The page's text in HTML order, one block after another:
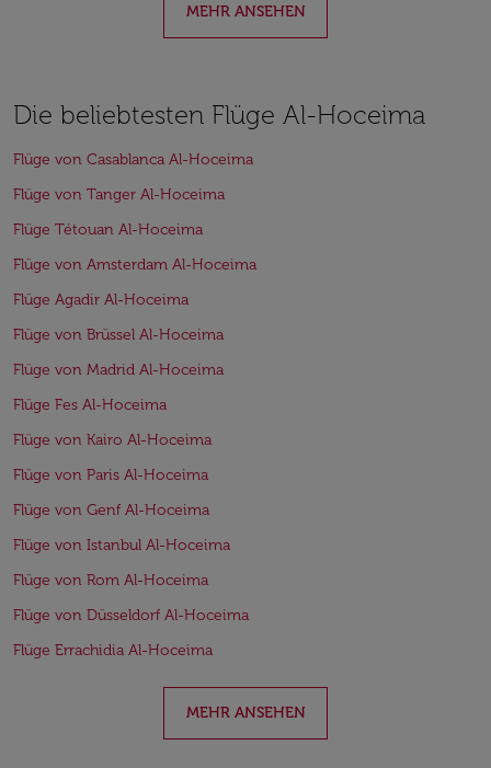
MEHR ANSEHEN
Die beliebtesten Flüge Al-Hoceima
Flüge von Casablanca Al-Hoceima
Flüge von Tanger Al-Hoceima
Flüge Tétouan Al-Hoceima
Flüge von Amsterdam Al-Hoceima
Flüge Agadir Al-Hoceima
Flüge von Brüssel Al-Hoceima
Flüge von Madrid Al-Hoceima
Flüge Fes Al-Hoceima
Flüge von Kairo Al-Hoceima
Flüge von Paris Al-Hoceima
Flüge von Genf Al-Hoceima
Flüge von Istanbul Al-Hoceima
Flüge von Rom Al-Hoceima
Flüge von Düsseldorf Al-Hoceima
Flüge Errachidia Al-Hoceima
MEHR ANSEHEN